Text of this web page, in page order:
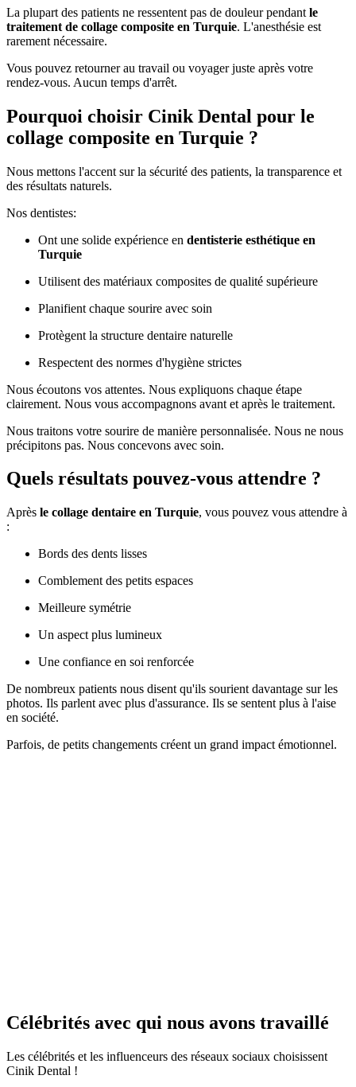
La plupart des patients ne ressentent pas de douleur pendant le
traitement de collage composite en Turquie. L'anesthésie est
rarement nécessaire.
Vous pouvez retourner au travail ou voyager juste après votre
rendez-vous. Aucun temps d'arrêt.
Pourquoi choisir Cinik Dental pour le
collage composite en Turquie ?
Nous mettons l'accent sur la sécurité des patients, la transparence et
des résultats naturels.
Nos dentistes:
Ont une solide expérience en dentisterie esthétique en
Turquie
Utilisent des matériaux composites de qualité supérieure
Planifient chaque sourire avec soin
Protègent la structure dentaire naturelle
Respectent des normes d'hygiène strictes
Nous écoutons vos attentes. Nous expliquons chaque étape
clairement. Nous vous accompagnons avant et après le traitement.
Nous traitons votre sourire de manière personnalisée. Nous ne nous
précipitons pas. Nous concevons avec soin.
Quels résultats pouvez-vous attendre ?
Après le collage dentaire en Turquie, vous pouvez vous attendre à
:
Bords des dents lisses
Comblement des petits espaces
Meilleure symétrie
Un aspect plus lumineux
Une confiance en soi renforcée
De nombreux patients nous disent qu'ils sourient davantage sur les
photos. Ils parlent avec plus d'assurance. Ils se sentent plus à l'aise
en société.
Parfois, de petits changements créent un grand impact émotionnel.
Célébrités avec qui nous avons travaillé
Les célébrités et les influenceurs des réseaux sociaux choisissent
Cinik Dental !